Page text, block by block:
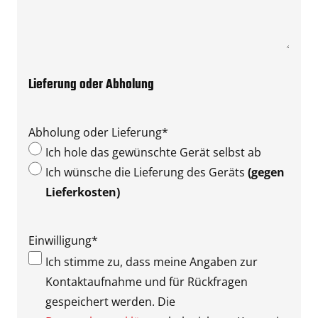
Lieferung oder Abholung
Abholung oder Lieferung*
Ich hole das gewünschte Gerät selbst ab
Ich wünsche die Lieferung des Geräts (gegen
Lieferkosten)
Einwilligung*
Ich stimme zu, dass meine Angaben zur
Kontaktaufnahme und für Rückfragen
gespeichert werden. Die